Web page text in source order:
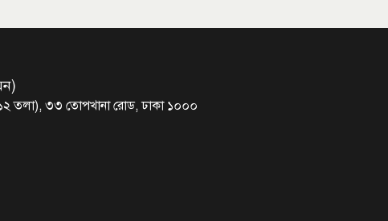
(১২ তলা), ৩৩ তোপখানা রোড, ঢাকা ১০০০